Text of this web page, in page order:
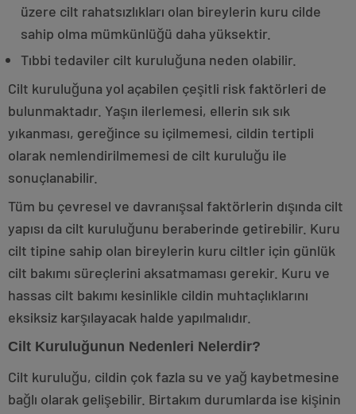
üzere cilt rahatsızlıkları olan bireylerin kuru cilde
sahip olma mümkünlüğü daha yüksektir.
Tıbbi tedaviler cilt kuruluğuna neden olabilir.
Cilt kuruluğuna yol açabilen çeşitli risk faktörleri de
bulunmaktadır. Yaşın ilerlemesi, ellerin sık sık
yıkanması, gereğince su içilmemesi, cildin tertipli
olarak nemlendirilmemesi de cilt kuruluğu ile
sonuçlanabilir.
Tüm bu çevresel ve davranışsal faktörlerin dışında cilt
yapısı da cilt kuruluğunu beraberinde getirebilir. Kuru
cilt tipine sahip olan bireylerin kuru ciltler için günlük
cilt bakımı süreçlerini aksatmaması gerekir. Kuru ve
hassas cilt bakımı kesinlikle cildin muhtaçlıklarını
eksiksiz karşılayacak halde yapılmalıdır.
Cilt Kuruluğunun Nedenleri Nelerdir?
Cilt kuruluğu, cildin çok fazla su ve yağ kaybetmesine
bağlı olarak gelişebilir. Birtakım durumlarda ise kişinin